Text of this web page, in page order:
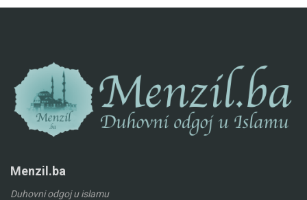
Menzil.ba
Duhovni odgoj u islamu